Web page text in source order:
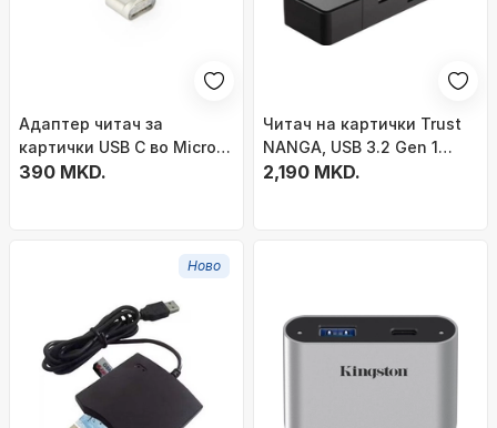
Адаптер читач за
картички USB C во Micro
SD, 3.1, OTG, сребрена
390 MKD.
Читач на картички Trust
NANGA, USB 3.2 Gen 1
Type A, црн
2,190 MKD.
Ново